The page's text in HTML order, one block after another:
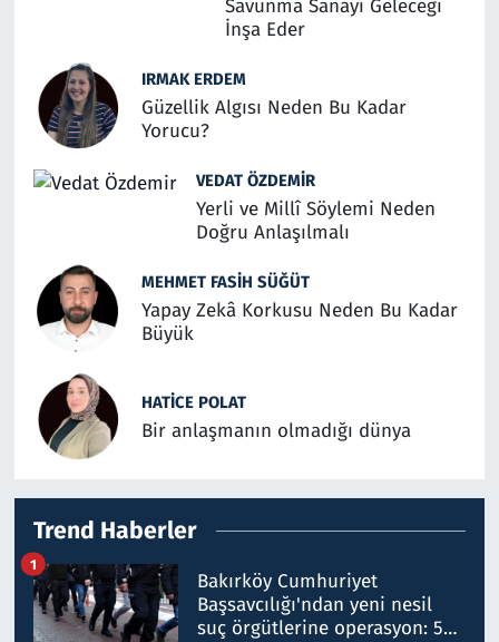
Savunma Sanayi Geleceği
İnşa Eder
IRMAK ERDEM
Güzellik Algısı Neden Bu Kadar
Yorucu?
VEDAT ÖZDEMIR
Yerli ve Millî Söylemi Neden
Doğru Anlaşılmalı
MEHMET FASIH SÜĞÜT
Yapay Zekâ Korkusu Neden Bu Kadar
Büyük
HATICE POLAT
Bir anlaşmanın olmadığı dünya
Trend Haberler
Bakırköy Cumhuriyet
Başsavcılığı'ndan yeni nesil
suç örgütlerine operasyon: 50
1